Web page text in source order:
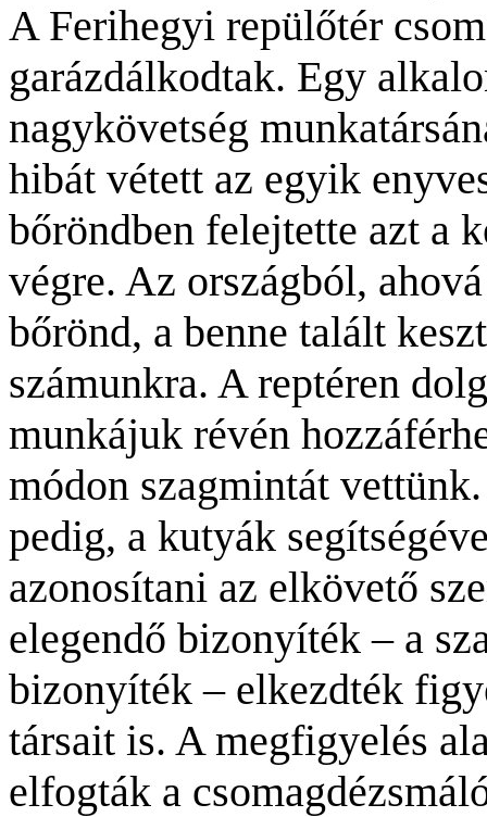
A Ferihegyi repülőtér
garázdálkodtak. Egy
nagykövetség
hibát vétett az egyik
bőröndben felejtette azt a
végre. Az országból,
bőrönd, a benne talált
számunkra. A reptéren
munkájuk révén
módon szagmintát
pedig, a kutyák
azonosítani az elkövető
elegendő bizonyíték – a
bizonyíték – elkezdték
társait is. A megfigyelés
elfogták a